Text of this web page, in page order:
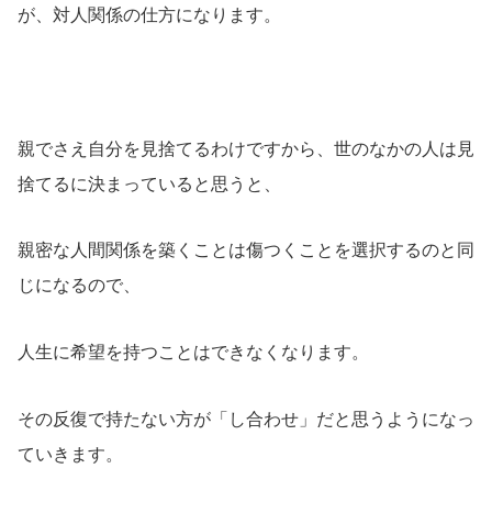
が、対人関係の仕方になります。
親でさえ自分を見捨てるわけですから、世のなかの人は見
捨てるに決まっていると思うと、
親密な人間関係を築くことは傷つくことを選択するのと同
じになるので、
人生に希望を持つことはできなくなります。
その反復で持たない方が「し合わせ」だと思うようになっ
ていきます。